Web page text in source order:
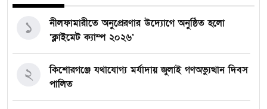
নীলফামারীতে অনুপ্রেরণার উদ্যোগে অনুষ্ঠিত হলো
‘ক্লাইমেট ক্যাম্প ২০২৬’
১
কিশোরগঞ্জে যথাযোগ্য মর্যাদায় জুলাই গণঅভ্যুত্থান দিবস
পালিত
২